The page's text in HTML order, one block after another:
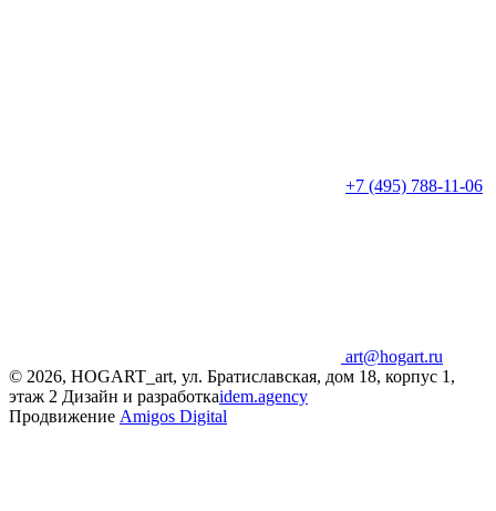
+7 (495) 788-11-06
art@hogart.ru
© 2026, HOGART_art, ул. Братиславская, дом 18, корпус 1,
этаж 2 Дизайн и разработкаidem.agency
Продвижение Amigos Digital